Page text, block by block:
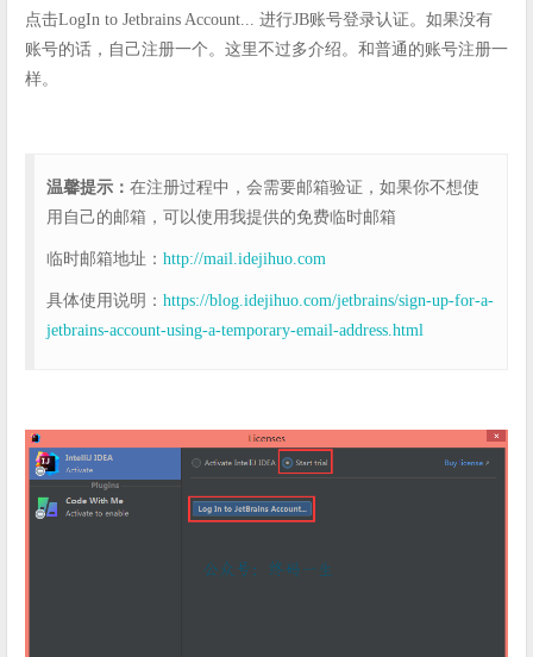
点击LogIn to Jetbrains Account... 进行JB账号登录认证。如果没有
账号的话，自己注册一个。这里不过多介绍。和普通的账号注册一
样。
温馨提示： 在注册过程中，会需要邮箱验证，如果你不想使
用自己的邮箱，可以使用我提供的免费临时邮箱
临时邮箱地址： http://mail.idejihuo.com
具体使用说明： https://blog.idejihuo.com/jetbrains/sign-up-for-a-
jetbrains-account-using-a-temporary-email-address.html